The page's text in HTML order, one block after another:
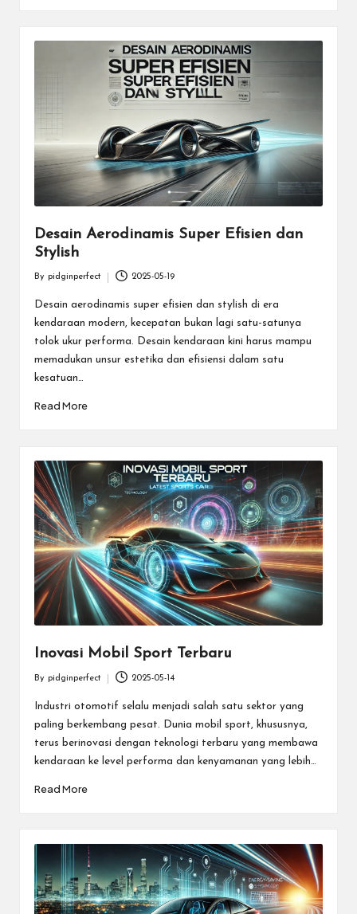
Desain Aerodinamis Super Efisien dan
Stylish
by
By pidginperfect 2025-05-19
Desain aerodinamis super efisien dan stylish di era
kendaraan modern, kecepatan bukan lagi satu-satunya
tolok ukur performa. Desain kendaraan kini harus mampu
memadukan unsur estetika dan efisiensi dalam satu
kesatuan…
Read More
Inovasi Mobil Sport Terbaru
by
By pidginperfect 2025-05-14
Industri otomotif selalu menjadi salah satu sektor yang
paling berkembang pesat. Dunia mobil sport, khususnya,
terus berinovasi dengan teknologi terbaru yang membawa
kendaraan ke level performa dan kenyamanan yang lebih…
Read More